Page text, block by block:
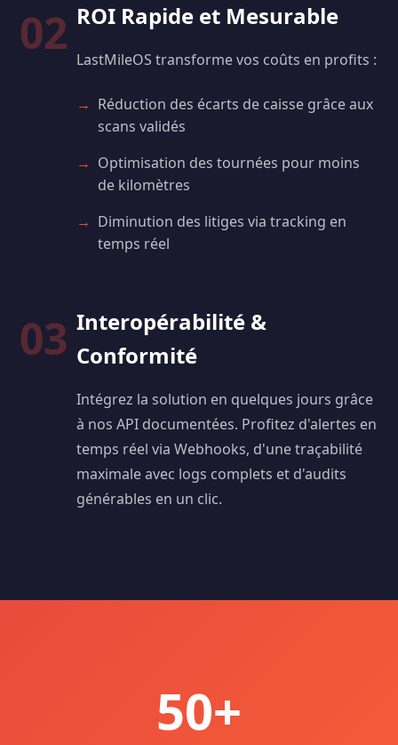
02 ROI Rapide et Mesurable
LastMileOS transforme vos coûts en profits :
Réduction des écarts de caisse grâce aux
scans validés
Optimisation des tournées pour moins
de kilomètres
Diminution des litiges via tracking en
temps réel
03 Interopérabilité &
Conformité
Intégrez la solution en quelques jours grâce
à nos API documentées. Profitez d'alertes en
temps réel via Webhooks, d'une traçabilité
maximale avec logs complets et d'audits
générables en un clic.
50+